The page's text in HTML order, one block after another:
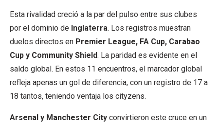
Esta rivalidad creció a la par del pulso entre sus clubes
por el dominio de Inglaterra. Los registros muestran
duelos directos en Premier League, FA Cup, Carabao
Cup y Community Shield. La paridad es evidente en el
saldo global. En estos 11 encuentros, el marcador global
refleja apenas un gol de diferencia, con un registro de 17 a
18 tantos, teniendo ventaja los cityzens.
Arsenal y Manchester City convirtieron este cruce en un